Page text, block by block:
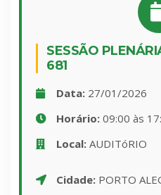
SESSÃO
681
Data: 27/01/2026
Horário: 09:00 às
Local: AUDITóRIO
Cidade: PORTO